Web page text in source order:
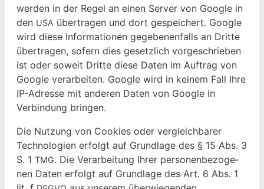
wer­den in der Regel an einen Serv­er von Google in
den USA über­tra­gen und dort gespe­ichert. Google
wird diese Infor­ma­tio­nen gegebe­nen­falls an Dritte
über­tra­gen, sofern dies geset­zlich vorgeschrieben
ist oder soweit Dritte diese Dat­en im Auf­trag von
Google ver­ar­beit­en. Google wird in keinem Fall Ihre
IP-Adresse mit anderen Dat­en von Google in
Verbindung bringen.
Die Nutzung von Cook­ies oder ver­gle­ich­bar­er
Tech­nolo­gien erfol­gt auf Grund­lage des § 15 Abs. 3
S. 1 TMG. Die Ver­ar­beitung Ihrer per­so­n­en­be­zo­ge­
nen Dat­en erfol­gt auf Grund­lage des Art. 6 Abs. 1